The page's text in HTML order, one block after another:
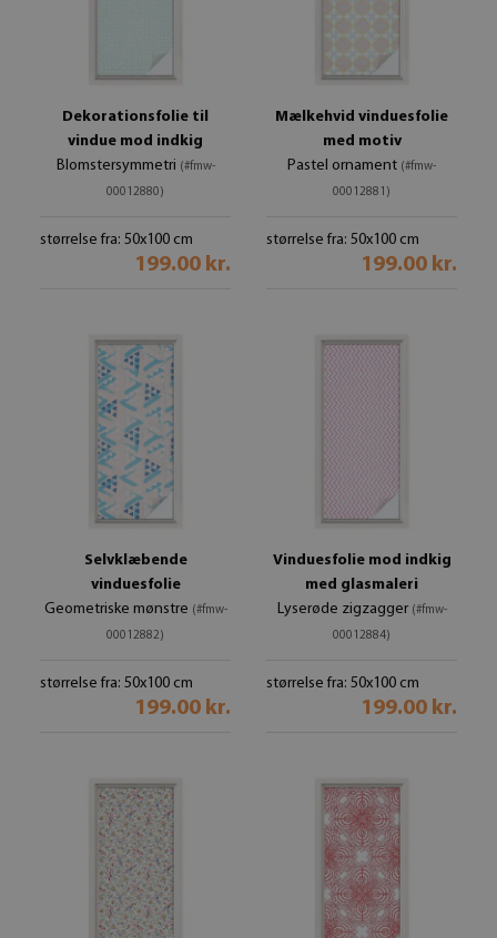
Dekorationsfolie til
vindue mod indkig
Blomstersymmetri (#fmw-
00012880)
størrelse fra: 50x100 cm
199.00 kr.
Mælkehvid vinduesfolie
med motiv
Pastel ornament (#fmw-
00012881)
størrelse fra: 50x100 cm
199.00 kr.
Selvklæbende
vinduesfolie
Geometriske mønstre (#fmw-
00012882)
størrelse fra: 50x100 cm
199.00 kr.
Vinduesfolie mod indkig
med glasmaleri
Lyserøde zigzagger (#fmw-
00012884)
størrelse fra: 50x100 cm
199.00 kr.